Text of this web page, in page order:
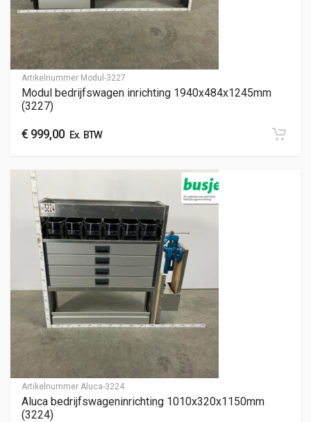
Artikelnummer Modul-3227
Modul bedrijfswagen inrichting 1940x484x1245mm
(3227)
€ 999,00Ex. BTW
Artikelnummer Aluca-3224
Aluca bedrijfswageninrichting 1010x320x1150mm
(3224)